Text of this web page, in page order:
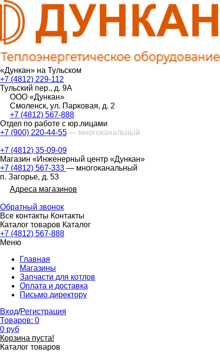
«Дункан» на Тульском
+7 (4812) 229-112
Тульский пер., д. 9А
ООО «Дункан»
Смоленск, ул. Парковая, д. 2
+7 (4812) 567-888
Отдел по работе с юр.лицами
+7 (900) 220-44-55 — многоканальный
+7 (4812) 35-09-09
Магазин «Инженерный центр «Дункан»
+7 (4812) 567-333 — многоканальный
п. Загорье, д. 53
Адреса магазинов
Обратный звонок
Все контакты Контакты
Каталог товаров Каталог
+7 (4812) 567-888
Меню
Главная
Магазины
Запчасти для котлов
Оплата и доставка
Письмо директору
Вход/Регистрация
Товаров: 0
0 руб
Корзина пуста!
Каталог товаров